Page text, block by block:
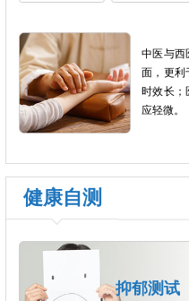
中医与西
面，更利
时效长；
应轻微。
健康自测
抑郁测试